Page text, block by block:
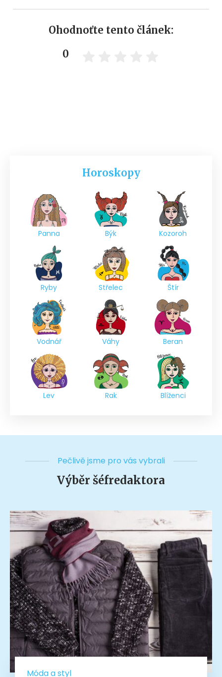
Ohodnoťte tento článek:
0
Horoskopy
Panna Býk Kozoroh
Ryby Střelec Štír
Vodnář Váhy Beran
Lev Rak Blíženci
Pečlivě jsme pro vás vybrali
Výběr šéfredaktora
Móda a styl